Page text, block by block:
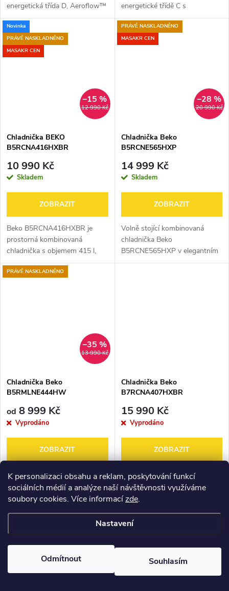
K personalizaci obsahu a reklam, poskytování funkcí
sociálních médií a analýze naší návštěvnosti využíváme
soubory cookies. Více informacízde.
Nastavení
Odmítnout Souhlasím
energetická třída D, Aeroflow™
šetrně cirkuluje chladný vzduch,
čímž uchová jídlo déle čerstvé.
Speciální světelný režim...
energetické třídě C s
HarvestFresh přihrádkou,
AeroFlow systémem chlazením,
beznámrazovou technologií
Novinka
PRÁVĚ NASKLADNĚNO
MASAKR CEN
12 990 Kč
–15 %
Chladnička BEKO
B5RCNA416HXBR
10 990 Kč
Skladem
ZOBRAZIT
Beko B5RCNA416HXBR je
prostorná kombinovaná
chladnička s objemem 415 l,
technologií No Frost a
úspornou energetickou třídou
PRÁVĚ NASKLADNĚNO
MASAKR CEN
20 990 Kč
–28 %
Chladnička Beko
B5RCNE565HXP
14 999 Kč
Skladem
ZOBRAZIT
Volně stojící kombinovaná
chladnička Beko
B5RCNE565HXP v elegantním
nerezovém provedení nabízí
PRÁVĚ NASKLADNĚNO
13 990 Kč
–35 %
Chladnička Beko
B5RMLNE444HW
od 8 999 Kč
Vyprodáno
ZOBRAZIT
Monoklimatická chladnička
Beko Beyond B5RMLNE 444
HW o obřím objemu 365 litrů v
HarvestFresh přihrádkou, LED
Chladnička Beko
B7RCNA407HXBR
15 990 Kč
Vyprodáno
ZOBRAZIT
Kombinovaná NeoFrost
chladnička Beko Beyond
B7RCNA 407 HXBR v
energetické třídě B disponuje
PRÁVĚ NASKLADNĚNO